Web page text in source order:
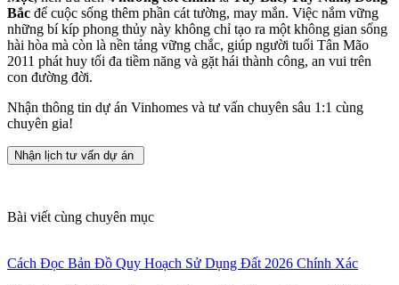
Bắc để cuộc sống thêm phần cát tường, may mắn. Việc nắm vững
những bí kíp phong thủy này không chỉ tạo ra một không gian sống
hài hòa mà còn là nền tảng vững chắc, giúp người tuổi Tân Mão
2011 phát huy tối đa tiềm năng và gặt hái thành công, an vui trên
con đường đời.
Nhận thông tin dự án Vinhomes và tư vấn chuyên sâu 1:1 cùng
chuyên gia!
Nhận lịch tư vấn dự án
Bài viết cùng chuyên mục
Cách Đọc Bản Đồ Quy Hoạch Sử Dụng Đất 2026 Chính Xác